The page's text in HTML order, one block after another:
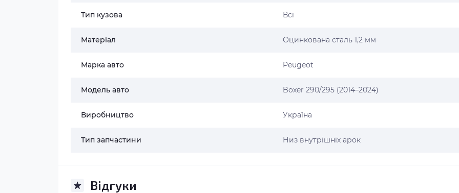
Тип кузова Всі
Матеріал Оцинкована сталь 1,2 мм
Марка авто Peugeot
Модель авто Boxer 290/295 (2014–2024)
Виробництво Україна
Тип запчастини Низ внутрішніх арок
Відгуки